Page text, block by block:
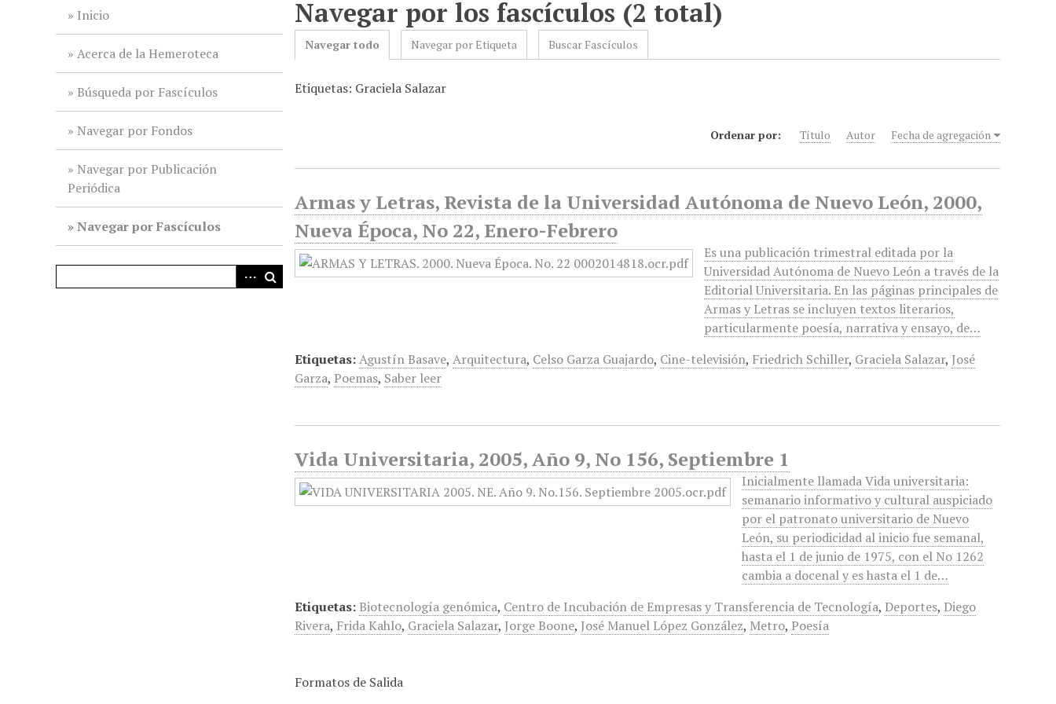
Inicio
Acerca de la Hemeroteca
Búsqueda por Fascículos
Navegar por Fondos
Navegar por Publicación
Periódica
Navegar por Fascículos
Navegar por los fascículos (2 total)
Navegar todo Navegar por Etiqueta Buscar Fascículos
Etiquetas: Graciela Salazar
Ordenar por: Título Autor Fecha de agregación
Armas y Letras, Revista de la Universidad Autónoma de Nuevo León, 2000,
Nueva Época, No 22, Enero-Febrero
Es una publicación trimestral editada por la
Universidad Autónoma de Nuevo León a través de la
Editorial Universitaria. En las páginas principales de
Armas y Letras se incluyen textos literarios,
particularmente poesía, narrativa y ensayo, de…
Etiquetas:Agustín Basave,Arquitectura, Celso Garza Guajardo, Cine-televisión, Friedrich Schiller, Graciela Salazar, José
Garza, Poemas, Saber leer
Vida Universitaria, 2005, Año 9, No 156, Septiembre 1
Inicialmente llamada Vida universitaria:
semanario informativo y cultural auspiciado
por el patronato universitario de Nuevo
León, su periodicidad al inicio fue semanal,
hasta el 1 de junio de 1975, con el No 1262
cambia a docenal y es hasta el 1 de…
Etiquetas: Biotecnología genómica, Centro de Incubación de Empresas y Transferencia de Tecnología, Deportes, Diego
Rivera, Frida Kahlo, Graciela Salazar, Jorge Boone, José Manuel López González, Metro, Poesía
Formatos de Salida